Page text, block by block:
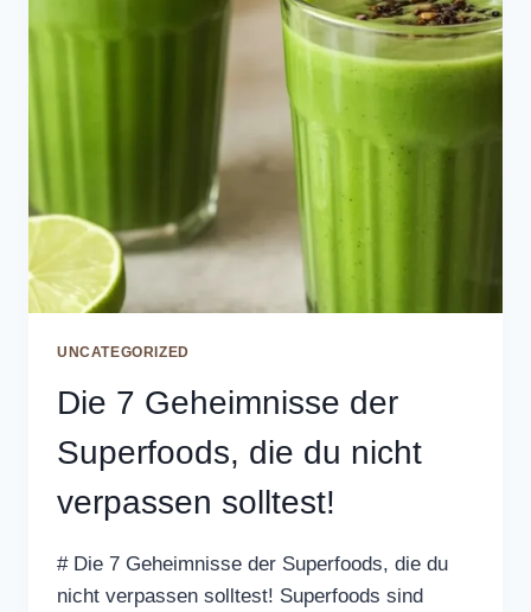
UNCATEGORIZED
Die 7 Geheimnisse der
Superfoods, die du nicht
verpassen solltest!
# Die 7 Geheimnisse der Superfoods, die du
nicht verpassen solltest! Superfoods sind